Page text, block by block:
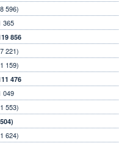
596)
365
856
221)
159)
476
049
553)
624)